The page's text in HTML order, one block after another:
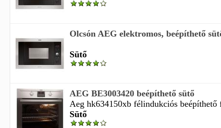
Olcsón AEG elektromos, beépíthető
Sütő
AEG BE3003420 beépíthető sütő
Aeg hk634150xb félindukciós beépíthető
Sütő